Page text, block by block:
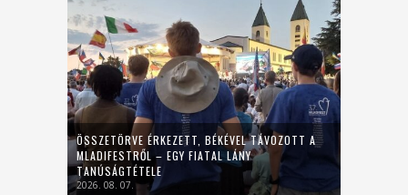
ÖSSZETÖRVE ÉRKEZETT, BÉKÉVEL TÁVOZOTT A
MLADIFESTRŐL – EGY FIATAL LÁNY
TANÚSÁGTÉTELE
2026. 08. 07.